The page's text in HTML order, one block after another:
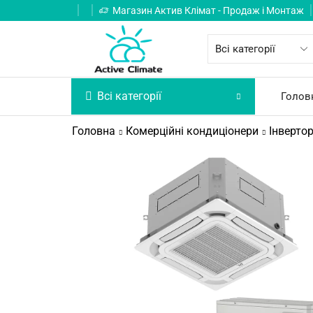
Магазин Актив Клімат - Продаж і Монтаж
Всі категорії
Головна Комерційні кондиціонери